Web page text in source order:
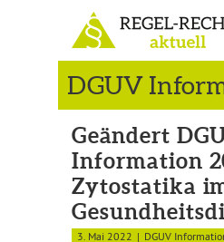
DGUV
Geändert
Information
Zytostatika
3. Mai 2022 DGUV